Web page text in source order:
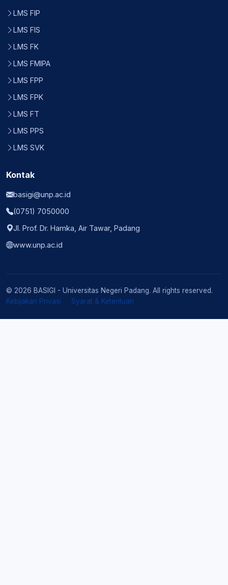
LMS FIP
LMS FIS
LMS FK
LMS FMIPA
LMS FPP
LMS FPK
LMS FT
LMS PPS
LMS SVK
Kontak
basigi@unp.ac.id
(0751) 7050000
Jl. Prof. Dr. Hamka, Air Tawar, Padang
www.unp.ac.id
© 2026 BASIGI - Universitas Negeri Padang. All rights reserved.
Kebijakan Privasi
Syarat & Ketentuan